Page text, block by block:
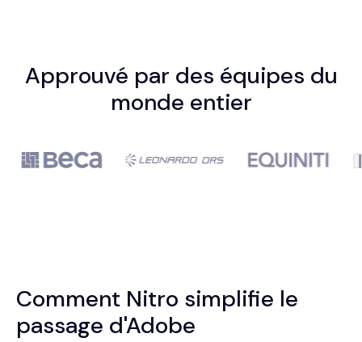
Approuvé par des équipes du
monde entier
Comment Nitro simplifie le
passage d'Adobe